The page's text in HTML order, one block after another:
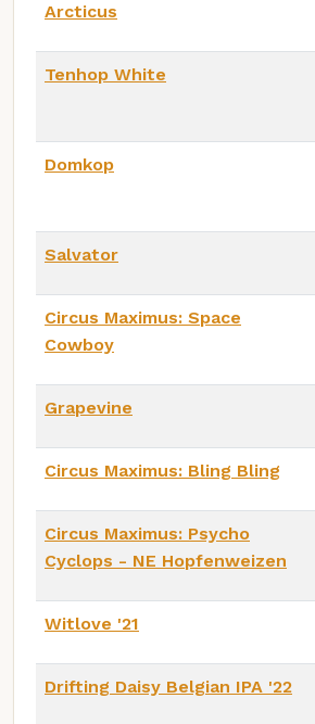
Arcticus
Tenhop White
Domkop
Salvator
Circus Maximus: Space
Cowboy
Grapevine
Circus Maximus: Bling Bling
Circus Maximus: Psycho
Cyclops - NE Hopfenweizen
Witlove '21
Drifting Daisy Belgian IPA '22